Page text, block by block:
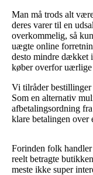
Man må trods alt
deres varer til en
overkommelig, så
uægte online
desto mindre dækket
køber overfor uærlige
Vi tilråder
Som en alternativ
afbetalingsordning
klare betalingen over
Forinden folk
reelt betragte
meste ikke super